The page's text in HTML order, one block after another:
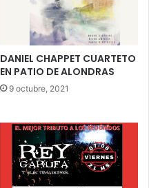
DANIEL CHAPPET CUARTETO
EN PATIO DE ALONDRAS
9 octubre, 2021